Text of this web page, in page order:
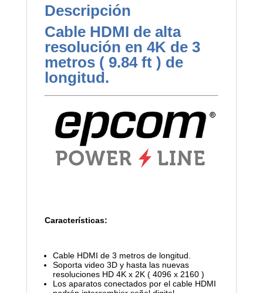
Descripción
Cable HDMI de alta
resolución en 4K de 3
metros ( 9.84 ft ) de
longitud.
Características:
Cable HDMI de 3 metros de longitud.
Soporta video 3D y hasta las nuevas
resoluciones HD 4K x 2K ( 4096 x 2160 )
Los aparatos conectados por el cable HDMI